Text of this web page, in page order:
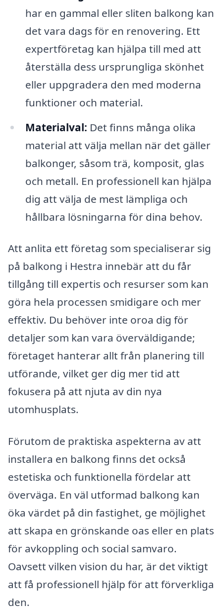
har en gammal eller sliten balkong kan
det vara dags för en renovering. Ett
expertföretag kan hjälpa till med att
återställa dess ursprungliga skönhet
eller uppgradera den med moderna
funktioner och material.
Materialval: Det finns många olika
material att välja mellan när det gäller
balkonger, såsom trä, komposit, glas
och metall. En professionell kan hjälpa
dig att välja de mest lämpliga och
hållbara lösningarna för dina behov.
Att anlita ett företag som specialiserar sig
på balkong i Hestra innebär att du får
tillgång till expertis och resurser som kan
göra hela processen smidigare och mer
effektiv. Du behöver inte oroa dig för
detaljer som kan vara överväldigande;
företaget hanterar allt från planering till
utförande, vilket ger dig mer tid att
fokusera på att njuta av din nya
utomhusplats.
Förutom de praktiska aspekterna av att
installera en balkong finns det också
estetiska och funktionella fördelar att
överväga. En väl utformad balkong kan
öka värdet på din fastighet, ge möjlighet
att skapa en grönskande oas eller en plats
för avkoppling och social samvaro.
Oavsett vilken vision du har, är det viktigt
att få professionell hjälp för att förverkliga
den.